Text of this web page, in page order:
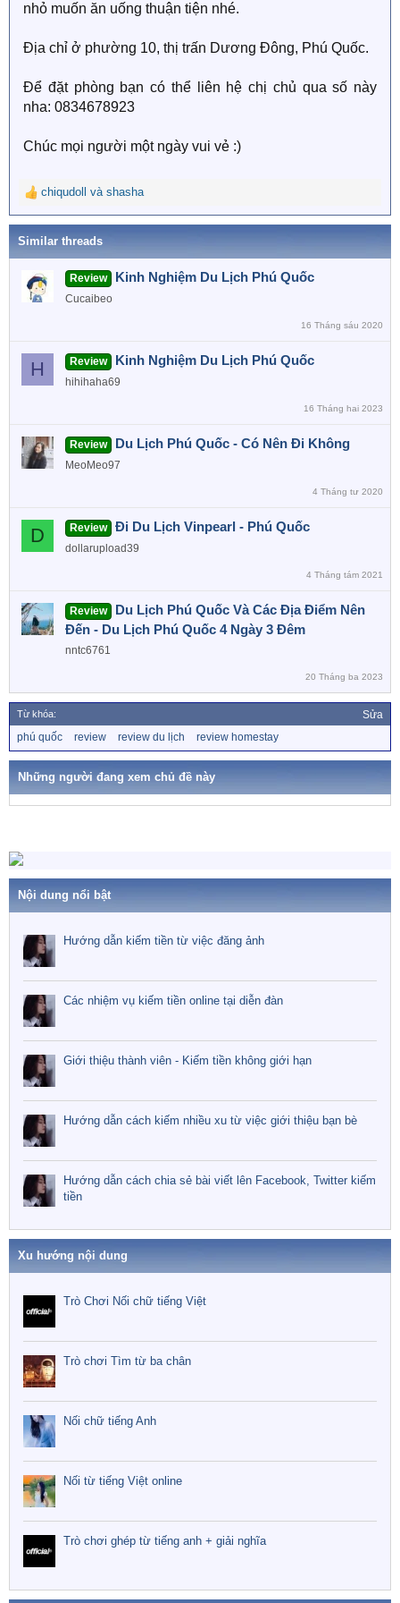
nhỏ muốn ăn uống thuận tiện nhé.
Địa chỉ ở phường 10, thị trấn Dương Đông, Phú Quốc.
Để đặt phòng bạn có thể liên hệ chị chủ qua số này
nha: 0834678923
Chúc mọi người một ngày vui vẻ :)
R
e
c
:
chiqudoll và shasha
Similar threads
Review Kinh Nghiệm Du Lịch Phú Quốc
Cucaibeo
16 Tháng sáu 2020
H Review Kinh Nghiệm Du Lịch Phú Quốc
hihihaha69
16 Tháng hai 2023
Review Du Lịch Phú Quốc - Có Nên Đi Không
MeoMeo97
4 Tháng tư 2020
D Review Đi Du Lịch Vinpearl - Phú Quốc
dollarupload39
4 Tháng tám 2021
Review
Du Lịch Phú Quốc Và Các Địa Điểm Nên
Đến - Du Lịch Phú Quốc 4 Ngày 3 Đêm
nntc6761
20 Tháng ba 2023
Từ khóa: Sửa
ừ
k
phú quốc review review du lịch review homestay
Những người đang xem chủ đề này
Nội dung nổi bật
Hướng dẫn kiếm tiền từ việc đăng ảnh
Các nhiệm vụ kiếm tiền online tại diễn đàn
Giới thiệu thành viên - Kiếm tiền không giới hạn
Hướng dẫn cách kiếm nhiều xu từ việc giới thiệu bạn bè
Hướng dẫn cách chia sẻ bài viết lên Facebook, Twitter kiếm
tiền
Xu hướng nội dung
Trò Chơi Nối chữ tiếng Việt
Trò chơi Tìm từ ba chân
Nối chữ tiếng Anh
Nối từ tiếng Việt online
Trò chơi ghép từ tiếng anh + giải nghĩa